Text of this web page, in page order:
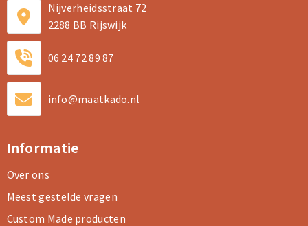
Nijverheidsstraat 72
2288 BB Rijswijk
06 24 72 89 87
info@maatkado.nl
Informatie
Over ons
Meest gestelde vragen
Custom Made producten